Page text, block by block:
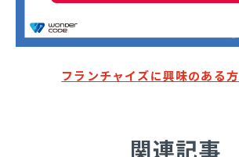
フランチャイズに興味のある
関連記事